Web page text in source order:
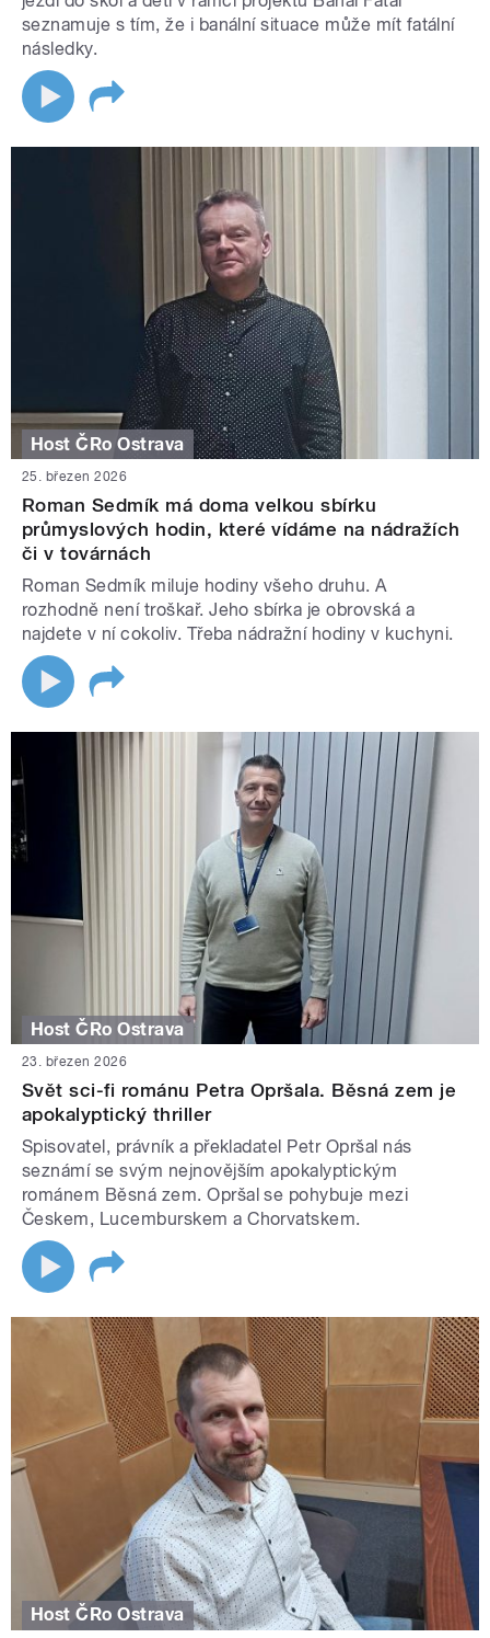
seznamuje s tím, že i banální situace může mít fatální
následky.
Host ČRo Ostrava
25. březen 2026
Roman Sedmík má doma velkou sbírku
průmyslových hodin, které vídáme na nádražích
či v továrnách
Roman Sedmík miluje hodiny všeho druhu. A
rozhodně není troškař. Jeho sbírka je obrovská a
najdete v ní cokoliv. Třeba nádražní hodiny v kuchyni.
Host ČRo Ostrava
23. březen 2026
Svět sci-fi románu Petra Opršala. Běsná zem je
apokalyptický thriller
Spisovatel, právník a překladatel Petr Opršal nás
seznámí se svým nejnovějším apokalyptickým
románem Běsná zem. Opršal se pohybuje mezi
Českem, Lucemburskem a Chorvatskem.
Host ČRo Ostrava